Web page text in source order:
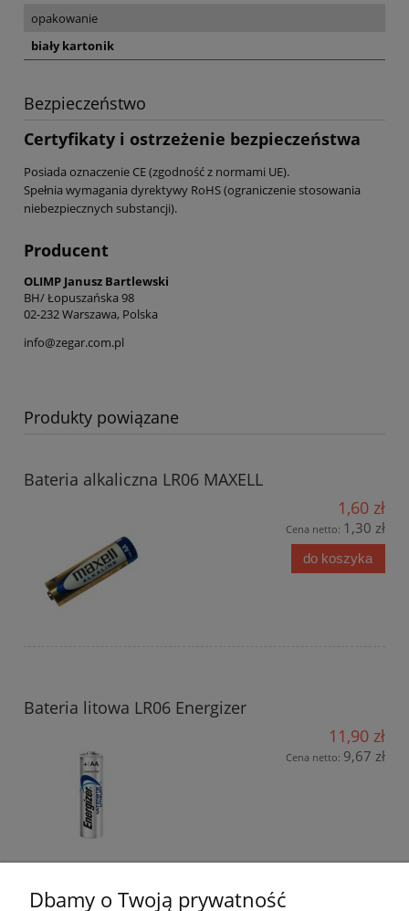
opakowanie
biały kartonik
Bezpieczeństwo
Certyfikaty i ostrzeżenie bezpieczeństwa
Posiada oznaczenie CE (zgodność z normami UE).
Spełnia wymagania dyrektywy RoHS (ograniczenie stosowania
niebezpiecznych substancji).
Producent
OLIMP Janusz Bartlewski
BH/ Łopuszańska 98
02-232 Warszawa, Polska
info@zegar.com.pl
Produkty powiązane
Bateria alkaliczna LR06 MAXELL
1,60 zł
Cena netto: 1,30 zł
do koszyka
Bateria litowa LR06 Energizer
11,90 zł
Cena netto: 9,67 zł
Dbamy o Twoją prywatność